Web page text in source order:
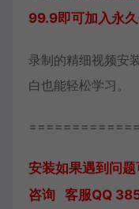
99.9即可加入永
录制的精细视频安
白也能轻松学习。
安装如果遇到问
咨询 客服QQ